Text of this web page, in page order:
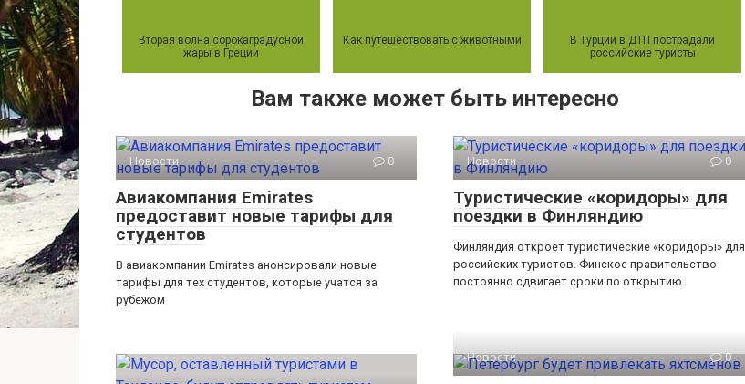
Вторая волна сорокаградусной
жары в Греции
Как путешествовать с животными
В Турции в ДТП пострадали
российские туристы
Вам также может быть интересно
Новости 0
Авиакомпания Emirates
предоставит новые тарифы для
студентов
В авиакомпании Emirates анонсировали новые
тарифы для тех студентов, которые учатся за
рубежом
Новости 0
Туристические «коридоры» для
поездки в Финляндию
Финляндия откроет туристические «коридоры» для
российских туристов. Финское правительство
постоянно сдвигает сроки по открытию
Новости 0